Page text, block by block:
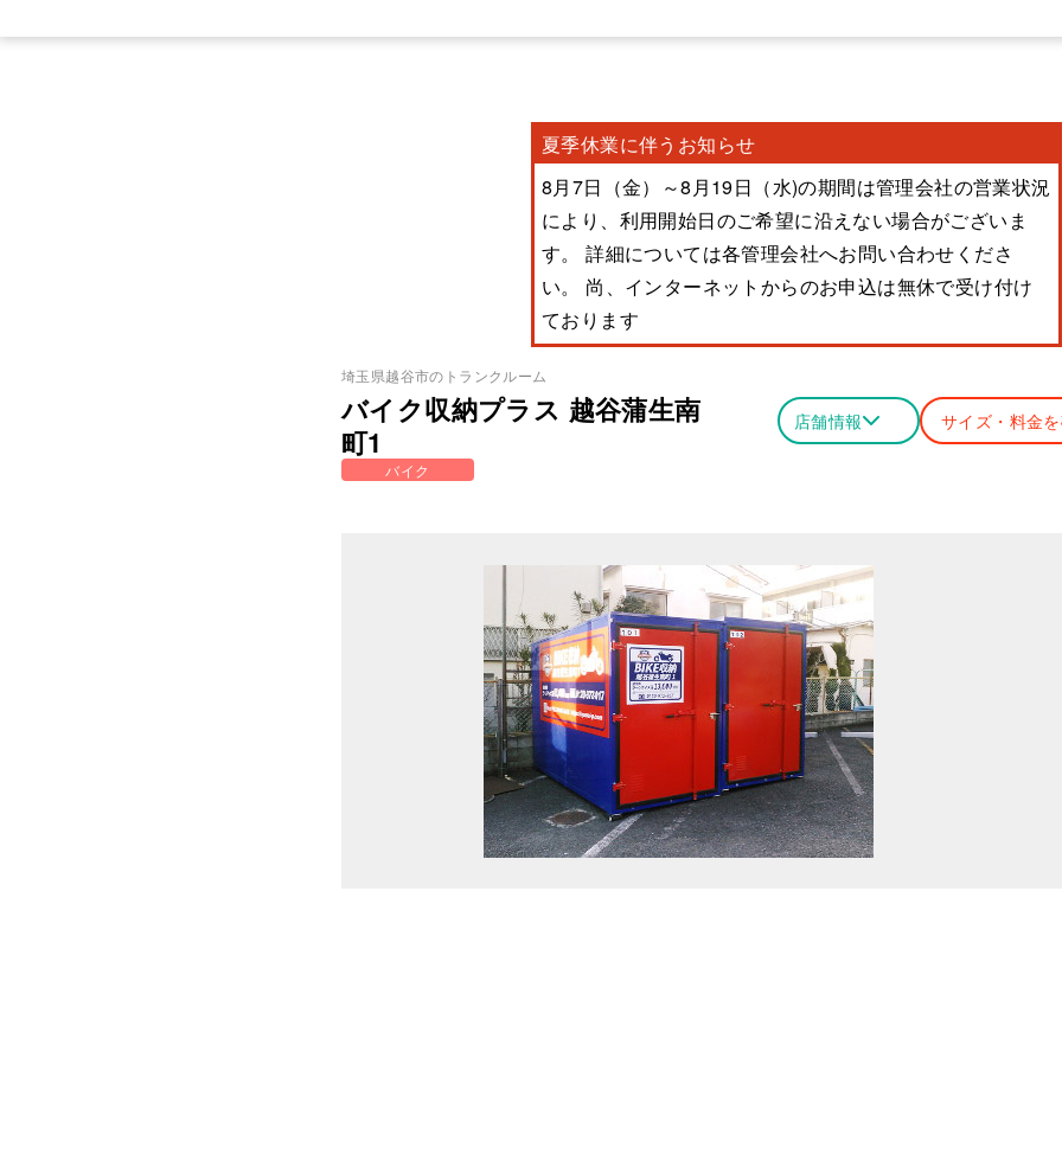
夏季休業に伴うお知らせ
8月7日（金）～8月19日（水)の期間は管理会社の営業状況
により、利用開始日のご希望に沿えない場合がございま
す。 詳細については各管理会社へお問い合わせくださ
い。 尚、インターネットからのお申込は無休で受け付け
ております
埼玉県越谷市のトランクルーム
バイク収納プラス 越谷蒲生南
町1
バイク
店舗情報 サイズ・料金